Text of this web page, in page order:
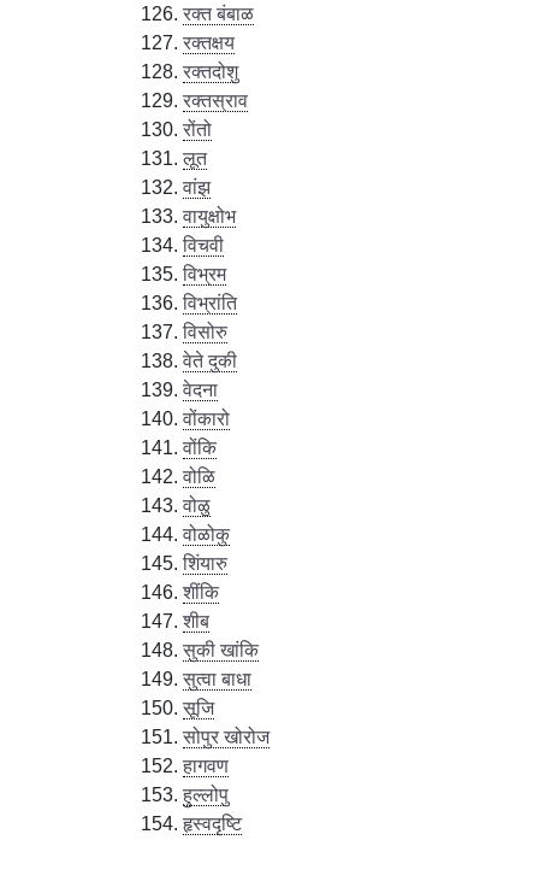
रक्त बंबाळ
रक्तक्षय
रक्तदोशु
रक्तस्राव
रोंतो
लूत
वांझ
वायुक्षोभ
विचवी
विभ्रम
विभ्रांति
विसोरु
वेते दुकी
वेदना
वोंकारो
वोंकि
वोळि
वोळु
वोळोकु
शिंयारु
शींकि
शीब
सुकी खांकि
सुत्वा बाधा
सूजि
सोपुर खोरोज
हागवण
हुल्लोपु
हृस्वदृष्टि